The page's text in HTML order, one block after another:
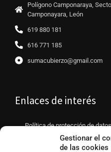
Gestionar el
de las cookies
Polígono Camponaraya,
Camponayara, León
619 880 181
616 771 185
sumacubierzo@gmail.com
Enlaces de interés
Política de protección de datos
Política de cookies (UE)